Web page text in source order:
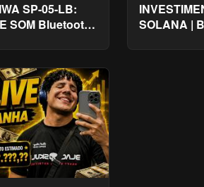
SP-05-LB:
SOM Bluetooth
SOLANA |